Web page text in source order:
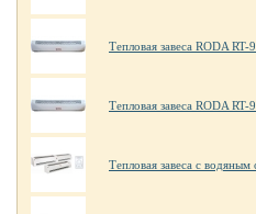
Тепловая завеса RODA RT-
Тепловая завеса RODA RT-
Тепловая завеса с